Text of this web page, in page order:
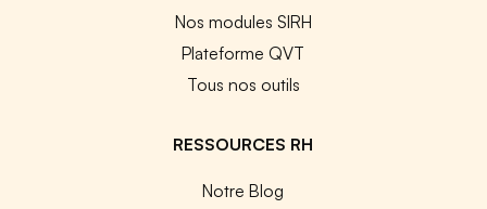
Nos modules SIRH
Plateforme QVT
Tous nos outils
RESSOURCES RH
Notre Blog